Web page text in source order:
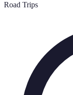
Road Trips